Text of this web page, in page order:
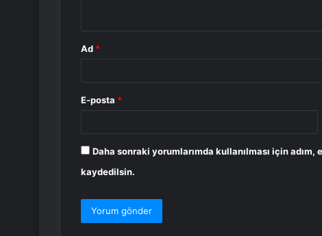
Ad *
E-posta *
Daha sonraki yorumlarımda kullanılması için
kaydedilsin.